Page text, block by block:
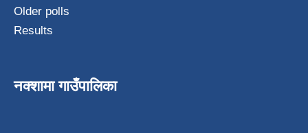
Older polls
Results
नक्शामा गाउँपालिका